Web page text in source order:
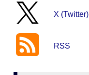
X (Twitter)
RSS